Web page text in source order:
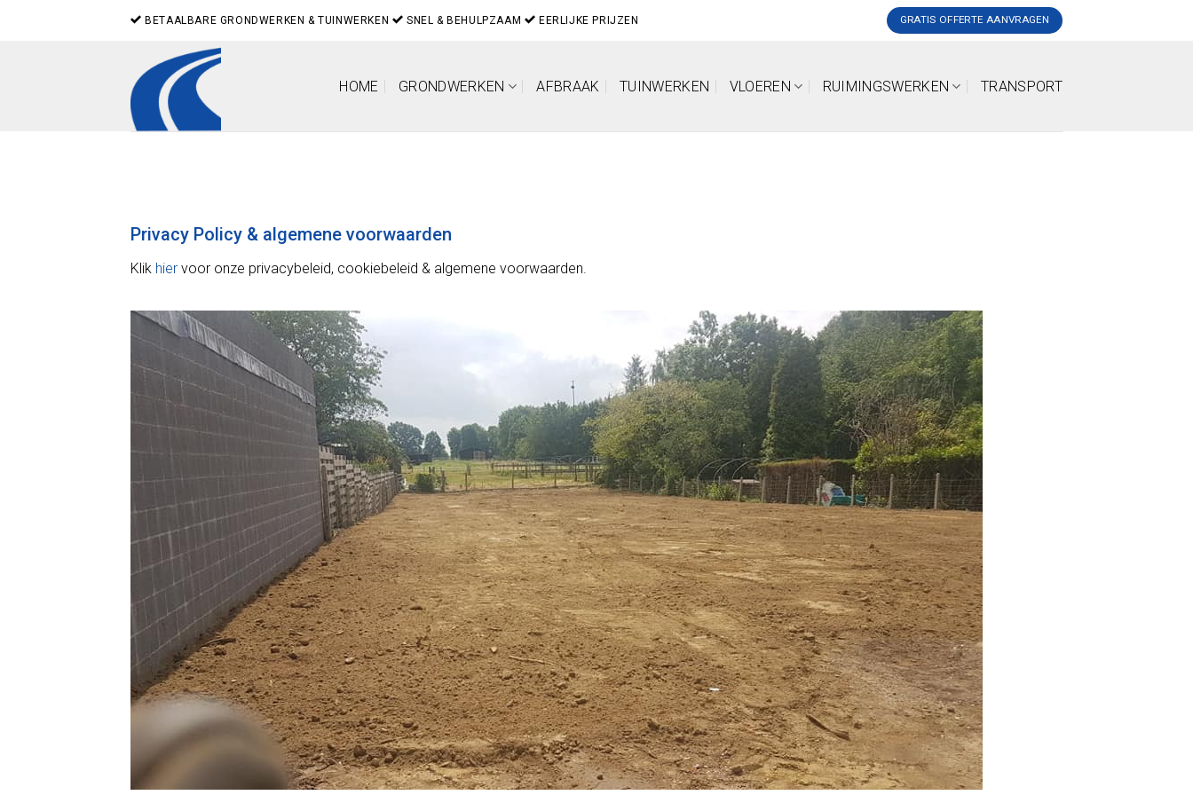
BETAALBARE GRONDWERKEN & TUINWERKEN SNEL & BEHULPZAAM EERLIJKE PRIJZEN GRATIS OFFERTE AANVRAGEN
HOME GRONDWERKEN AFBRAAK TUINWERKEN VLOEREN RUIMINGSWERKEN TRANSPORT
Privacy Policy & algemene voorwaarden
Klik hier voor onze privacybeleid, cookiebeleid & algemene voorwaarden.